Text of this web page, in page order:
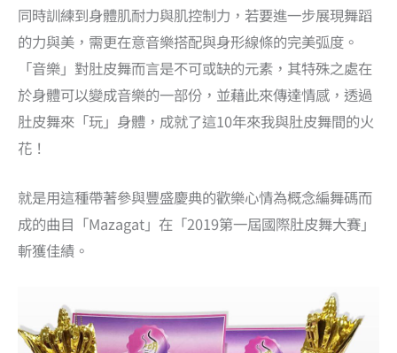
同時訓練到身體肌耐力與肌控制力，若要進一步展現舞蹈
的力與美，需更在意音樂搭配與身形線條的完美弧度。
「音樂」對肚皮舞而言是不可或缺的元素，其特殊之處在
於身體可以變成音樂的一部份，並藉此來傳達情感，透過
肚皮舞來「玩」身體，成就了這10年來我與肚皮舞間的火
花！
就是用這種帶著參與豐盛慶典的歡樂心情為概念編舞碼而
成的曲目「Mazagat」在「2019第一屆國際肚皮舞大賽」
斬獲佳績。